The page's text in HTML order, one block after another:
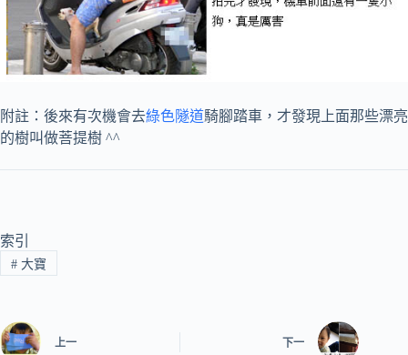
附註：後來有次機會去綠色隧道騎腳踏車，才發現上面那些漂亮
的樹叫做菩提樹 ^^
索引
#大寶
上一 下一